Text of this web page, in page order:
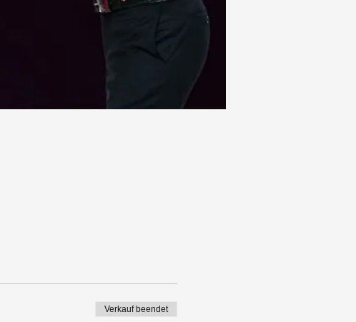
Verkauf beendet